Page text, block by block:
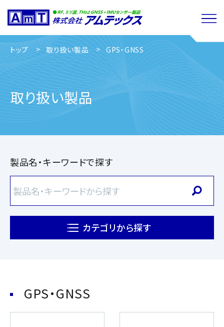
トップ 取り扱い製品 GPS・GNSS
取り扱い製品
GPS・GNSS
製品名・キーワードで探す
カテゴリから探す